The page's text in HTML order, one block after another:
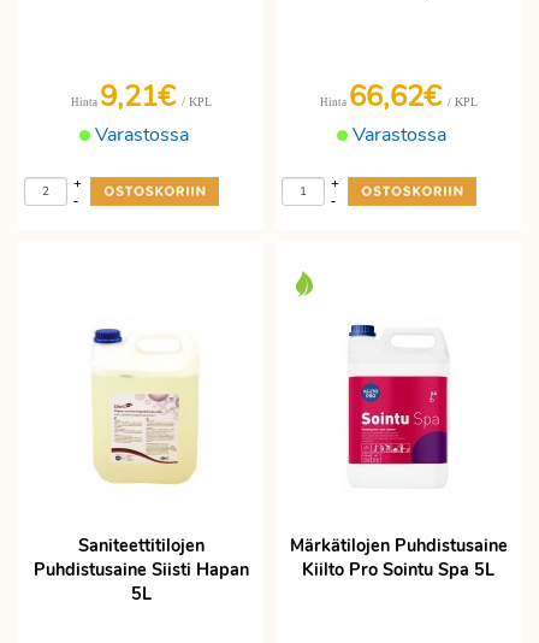
Varastossa
Hinta 9,21€ / KPL
-
+
Varastossa
Hinta 66,62€ / KPL
-
+
Saniteettitilojen
Puhdistusaine Siisti Hapan
5L
Märkätilojen Puhdistusaine
Kiilto Pro Sointu Spa 5L